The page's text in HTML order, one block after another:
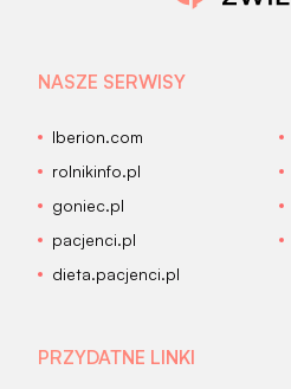
NASZE SERWISY
Iberion.com
rolnikinfo.pl
goniec.pl
pacjenci.pl
dieta.pacjenci.pl
PRZYDATNE LINKI